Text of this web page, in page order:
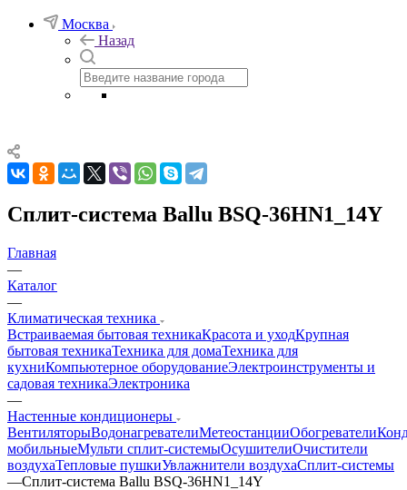
Москва
Назад
Сплит-система Ballu BSQ-36HN1_14Y
Главная
—
Каталог
—
Климатическая техника
Встраиваемая бытовая техникаКрасота и уходКрупная
бытовая техникаТехника для домаТехника для
кухниКомпьютерное оборудованиеЭлектроинструменты и
садовая техникаЭлектроника
—
Настенные кондиционеры
ВентиляторыВодонагревателиМетеостанцииОбогреватели
мобильныеМульти сплит-системыОсушителиОчистители
воздухаТепловые пушкиУвлажнители воздухаСплит-системы
—Сплит-система Ballu BSQ-36HN1_14Y